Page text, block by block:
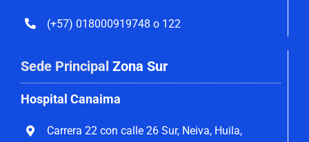
(+57) 018000919748 o 122
Sede Principal Zona Sur
Hospital Canaima
Carrera 22 con calle 26 Sur, Neiva, Huila,